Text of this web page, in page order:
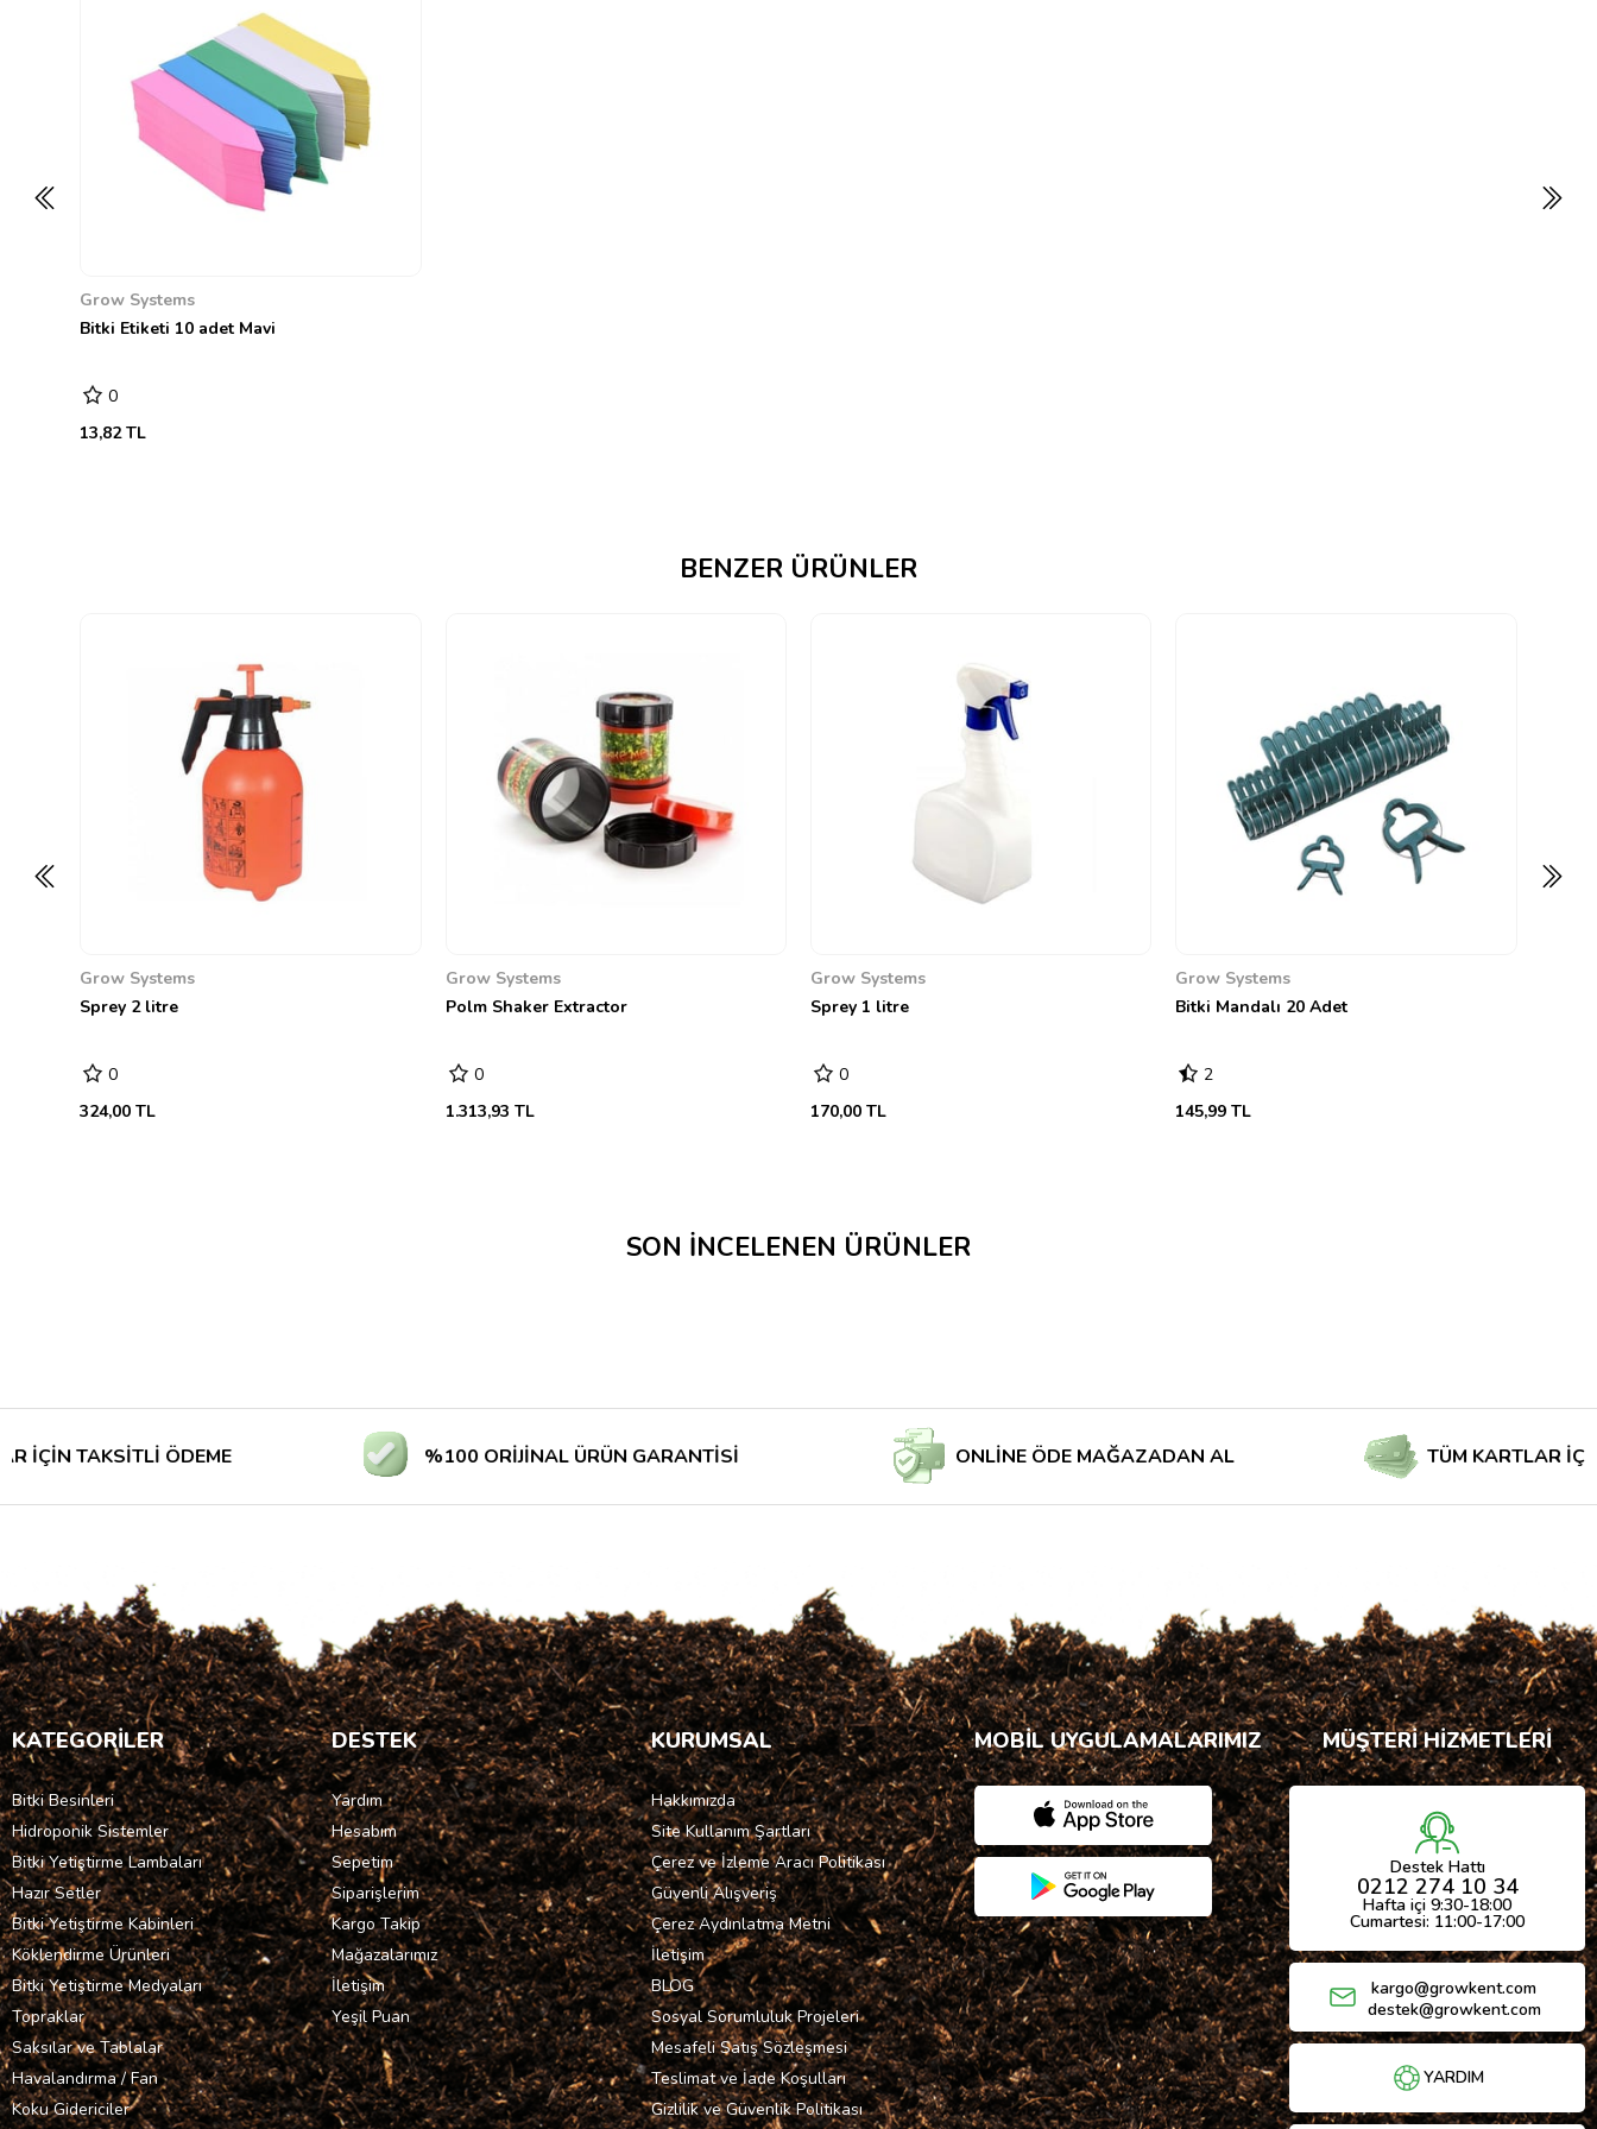
Grow Systems
Bitki Etiketi 10 adet Mavi
0
13,82 TL
BENZER ÜRÜNLER
Grow Systems
Sprey 2 litre
0
324,00 TL
Grow Systems
Polm Shaker Extractor
0
1.313,93 TL
Grow Systems
Sprey 1 litre
0
170,00 TL
Grow Systems
Bitki Mandalı 20 Adet
2
145,99 TL
462,32
SON İNCELENEN ÜRÜNLER
ÖDEME %100 ORİJİNAL ÜRÜN GARANTİSİ ONLİNE ÖDE MAĞAZADAN AL TÜM KARTLAR İÇİN
KATEGORİLER
Bitki Besinleri
Hidroponik Sistemler
Bitki Yetiştirme Lambaları
Hazır Setler
Bitki Yetiştirme Kabinleri
Köklendirme Ürünleri
Bitki Yetiştirme Medyaları
Topraklar
Saksılar ve Tablalar
Havalandırma / Fan
Koku Gidericiler
DESTEK
Yardım
Hesabım
Sepetim
Siparişlerim
Kargo Takip
Mağazalarımız
İletişim
Yeşil Puan
KURUMSAL
Hakkımızda
Site Kullanım Şartları
Çerez ve İzleme Aracı Politikası
Güvenli Alışveriş
Çerez Aydınlatma Metni
İletişim
BLOG
Sosyal Sorumluluk Projeleri
Mesafeli Satış Sözleşmesi
Teslimat ve İade Koşulları
Gizlilik ve Güvenlik Politikası
MOBİL UYGULAMALARIMIZ MÜŞTERİ HİZMETLERİ
Destek Hattı
0212 274 10 34
Hafta içi 9:30-18:00
Cumartesi: 11:00-17:00
kargo@growkent.com
destek@growkent.com
YARDIM